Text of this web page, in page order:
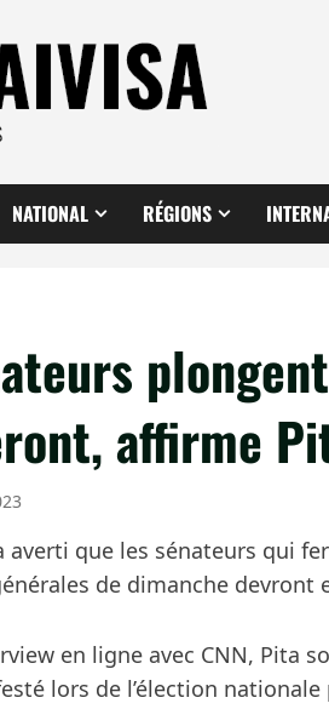
NATIONAL RÉGIONS
affirme
averti que les sénateurs qui
de dimanche devront
en ligne avec CNN, Pita
lors de l’élection